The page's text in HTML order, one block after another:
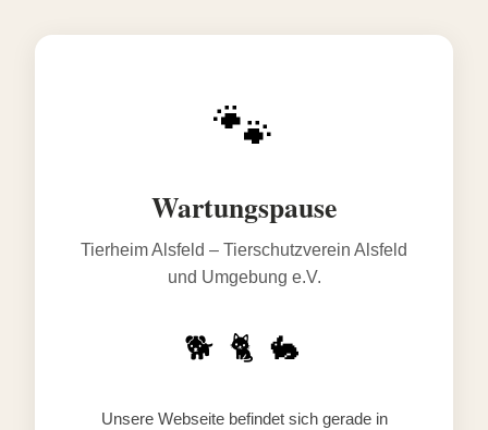
🐾
Wartungspause
Tierheim Alsfeld – Tierschutzverein Alsfeld
und Umgebung e.V.
🐕 🐈 🐇
Unsere Webseite befindet sich gerade in